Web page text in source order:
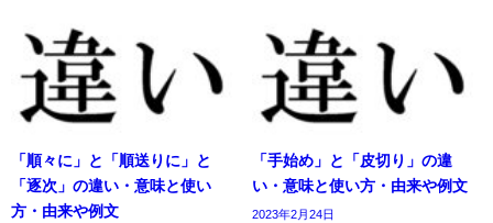
「順々に」と「順送りに」と
「逐次」の違い・意味と使い
方・由来や例文
「手始め」と「皮切り」の違
い・意味と使い方・由来や例文
2023年2月24日